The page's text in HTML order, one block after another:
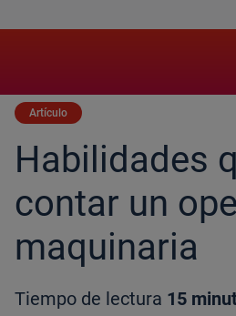
Artículo
Habilidades
contar un
maquinaria
Tiempo de lectura 15